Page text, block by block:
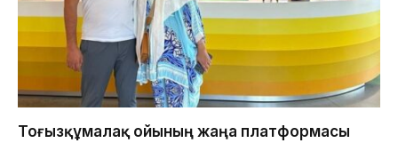
Тоғызқұмалақ ойының жаңа платформасы